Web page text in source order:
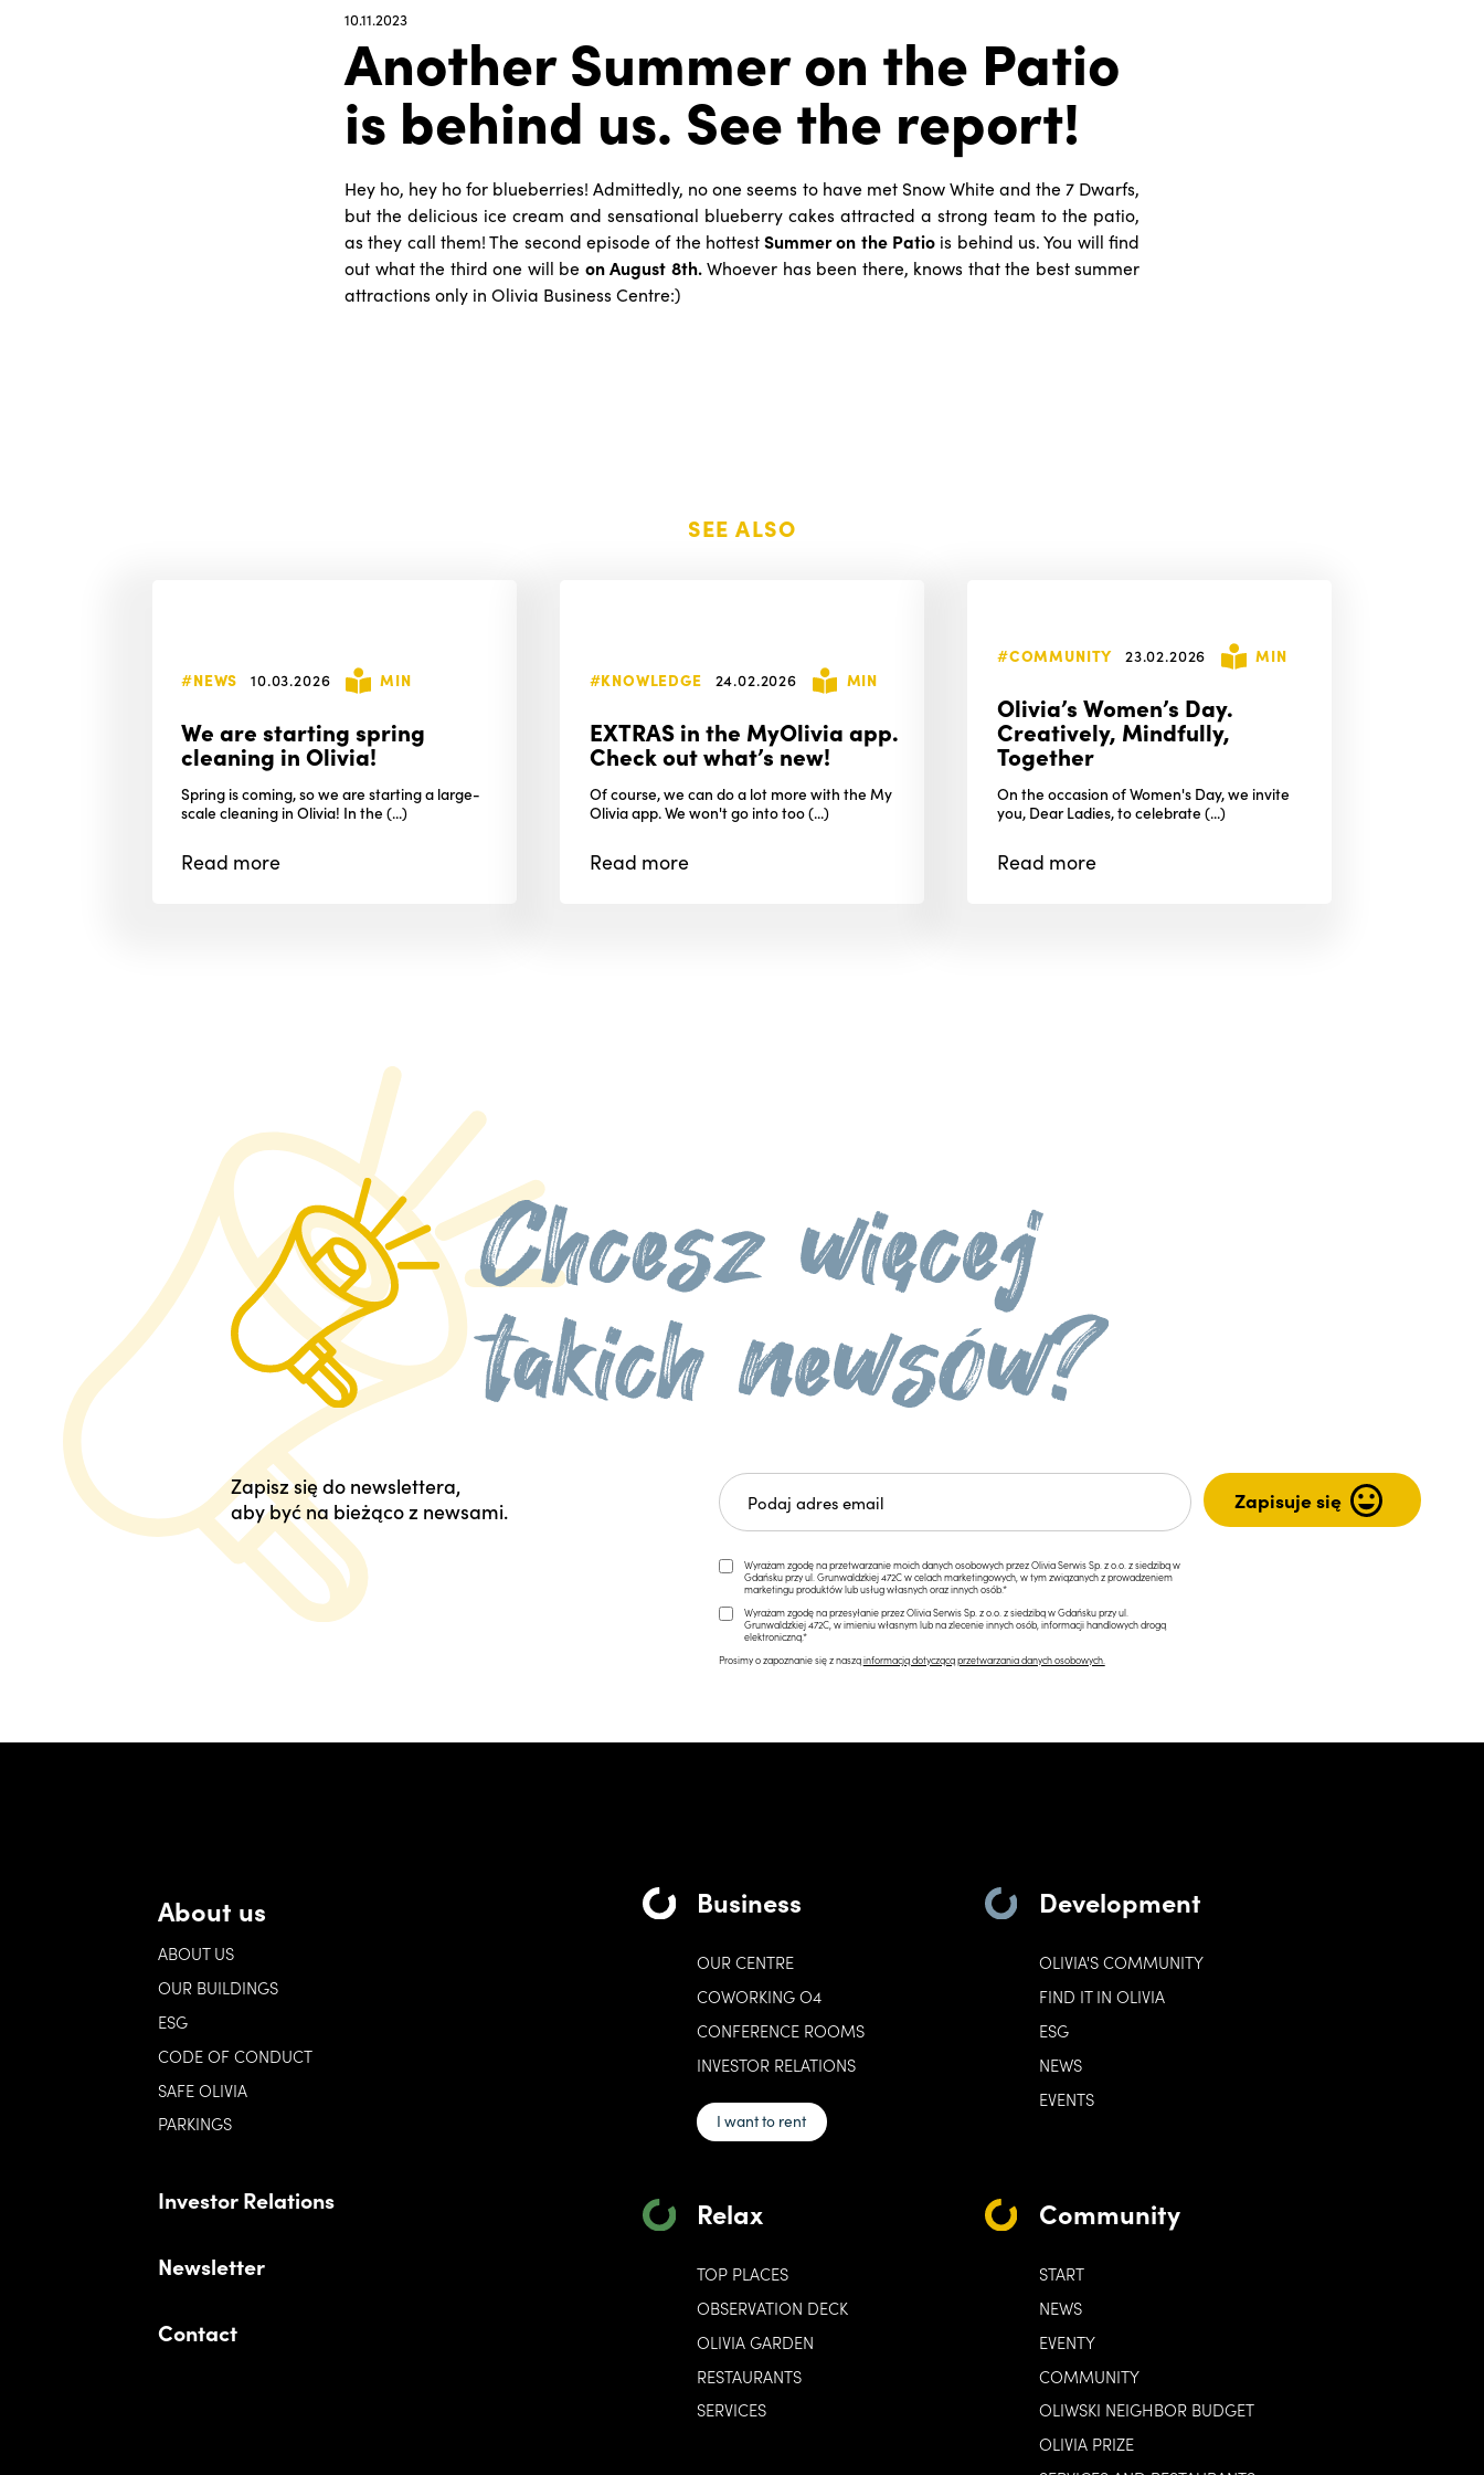
10.11.2023
Another Summer on the Patio
is behind us. See the report!
Hey ho, hey ho for blueberries! Admittedly, no one seems to have met Snow White and the 7 Dwarfs,
but the delicious ice cream and sensational blueberry cakes attracted a strong team to the patio,
as they call them! The second episode of the hottestSummer on the Patio is behind us. You will find
out what the third one will be on August 8th.Whoever has been there, knows that the best summer
attractions only in Olivia Business Centre:)
SEE ALSO
#NEWS 10.03.2026 MIN
We are starting spring
cleaning in Olivia!
Spring is coming, so we are starting a large-
scale cleaning in Olivia! In the (...)
Read more
#KNOWLEDGE 24.02.2026 MIN
EXTRAS in the MyOlivia app.
Check out what’s new!
Of course, we can do a lot more with the My
Olivia app. We won't go into too (...)
Read more
#COMMUNITY 23.02.2026 MIN
Olivia’s Women’s Day.
Creatively, Mindfully,
Together
On the occasion of Women's Day, we invite
you, Dear Ladies, to celebrate (...)
Read more
Zapisz się do newslettera,
aby być na bieżąco z newsami.
Wyrażam zgodę na przetwarzanie moich danych osobowych przez Olivia Serwis Sp. z o.o. z siedzibą w
Gdańsku przy ul. Grunwaldzkiej 472C w celach marketingowych, w tym związanych z prowadzeniem
marketingu produktów lub usług własnych oraz innych osób.*
Wyrażam zgodę na przesyłanie przez Olivia Serwis Sp. z o.o. z siedzibą w Gdańsku przy ul.
Grunwaldzkiej 472C, w imieniu własnym lub na zlecenie innych osób, informacji handlowych drogą
elektroniczną.*
Prosimy o zapoznanie się z nasząinformacją dotyczącą przetwarzania danych osobowych.
About us
ABOUT US
OUR BUILDINGS
ESG
CODE OF CONDUCT
SAFE OLIVIA
PARKINGS
Investor Relations
Newsletter
Contact
Business
OUR CENTRE
COWORKING O4
CONFERENCE ROOMS
INVESTOR RELATIONS
I want to rent
Development
OLIVIA'S COMMUNITY
FIND IT IN OLIVIA
ESG
NEWS
EVENTS
Relax
TOP PLACES
OBSERVATION DECK
OLIVIA GARDEN
RESTAURANTS
SERVICES
Community
START
NEWS
EVENTY
COMMUNITY
OLIWSKI NEIGHBOR BUDGET
OLIVIA PRIZE